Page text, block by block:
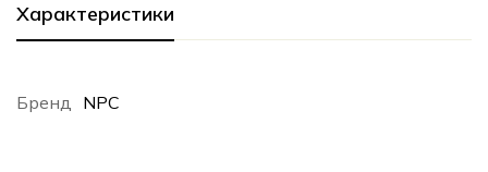
Характеристики
Бренд NPC